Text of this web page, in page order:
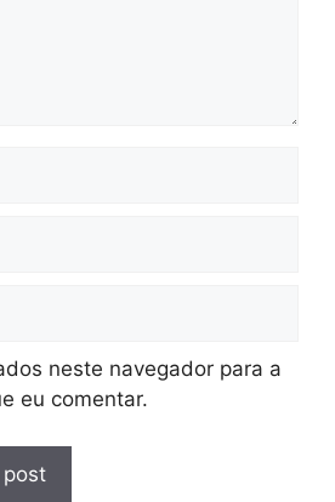
neste navegador para a
eu comentar.